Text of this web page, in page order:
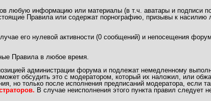
любую информацию или материалы (в т.ч. аватары и подписи
Правила или содержат порнографию, призывы к насилию
его нулевой активности (0 сообщений) и непосещения
Правила в любое время.
администрации форума и подлежат немедленному
обсудить это с модератором, который их наложил, или
но только после исполнения предписаний модератора, если
В случае неисполнения этого пункта правил